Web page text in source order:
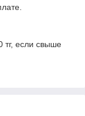
тг, если свыше